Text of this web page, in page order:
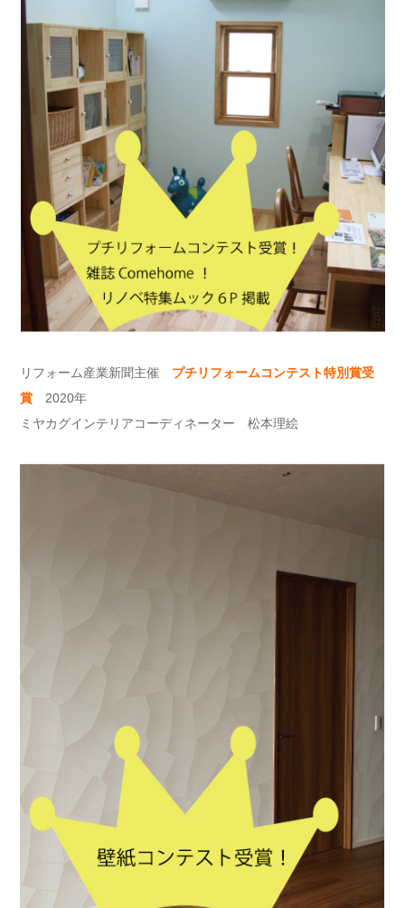
リフォーム産業新聞主催 プチリフォームコンテスト特別賞受
賞 2020年
ミヤカグインテリアコーディネーター 松本理絵